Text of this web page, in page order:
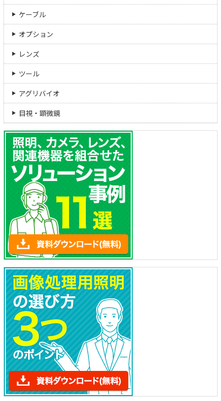
ケーブル
オプション
レンズ
ツール
アグリバイオ
目視・顕微鏡